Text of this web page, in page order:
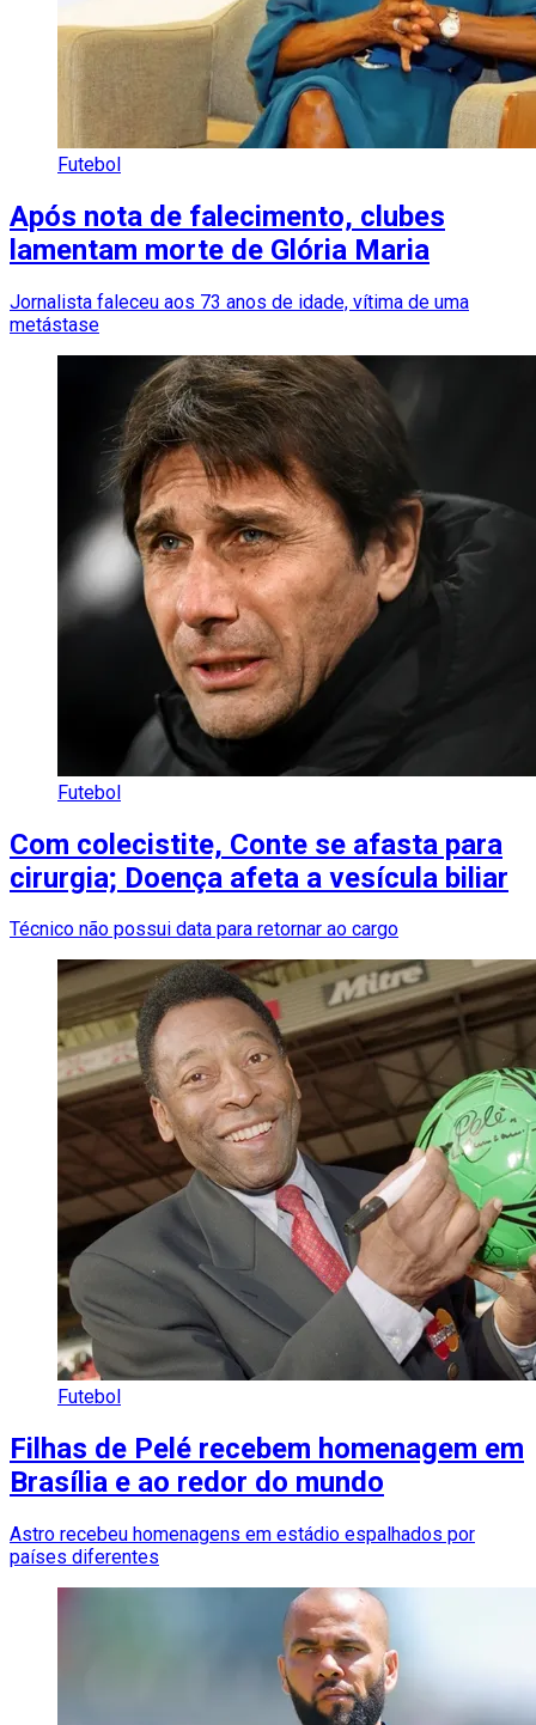
Futebol
Após nota de falecimento, clubes
lamentam morte de Glória Maria
Jornalista faleceu aos 73 anos de idade, vítima de uma
metástase
Futebol
Com colecistite, Conte se afasta para
cirurgia; Doença afeta a vesícula biliar
Técnico não possui data para retornar ao cargo
Futebol
Filhas de Pelé recebem homenagem em
Brasília e ao redor do mundo
Astro recebeu homenagens em estádio espalhados por
países diferentes